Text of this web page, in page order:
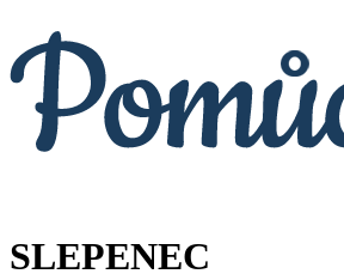
SLEPENEC